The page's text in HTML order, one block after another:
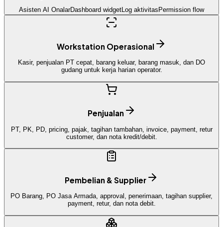
Asisten AI OnalarDashboard widgetLog aktivitas Permission flow
Workstation Operasional
Kasir, penjualan PT cepat, barang keluar, barang masuk, dan DO
gudang untuk kerja harian operator.
Penjualan
PT, PK, PD, pricing, pajak, tagihan tambahan, invoice, payment, retur
customer, dan nota kredit/debit.
Pembelian & Supplier
PO Barang, PO Jasa Armada, approval, penerimaan, tagihan supplier,
payment, retur, dan nota debit.